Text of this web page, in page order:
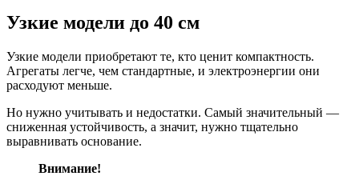
Узкие модели до 40 см
Узкие модели приобретают те, кто ценит компактность.
Агрегаты легче, чем стандартные, и электроэнергии они
расходуют меньше.
Но нужно учитывать и недостатки. Самый значительный —
сниженная устойчивость, а значит, нужно тщательно
выравнивать основание.
Внимание!